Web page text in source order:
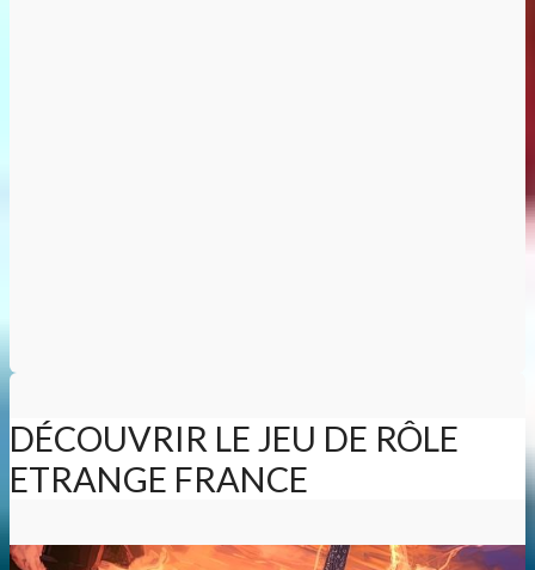
DÉCOUVRIR LE JEU DE RÔLE
ETRANGE FRANCE